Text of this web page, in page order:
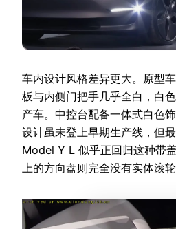
车内设计风格差异更大。原型
板与内侧门把手几乎全白，白
产车。中控台配备一体式白色
设计虽未登上早期生产线，但
Model Y L 似乎正回归这种带
上的方向盘则完全没有实体滚